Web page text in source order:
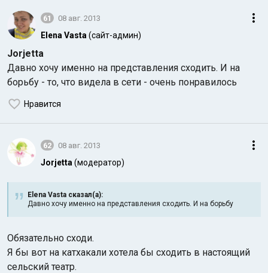
Аравийское море
61 08 авг. 2013
Elena Vasta (сайт-админ)
Jorjetta
Давно хочу именно на представления сходить. И на
борьбу - то, что видела в сети - очень понравилось
Нравится
62 08 авг. 2013
Jorjetta (модератор)
Elena Vasta сказал(а):
Давно хочу именно на представления сходить. И на борьбу
Обязательно сходи.
Я бы вот на катхакали хотела бы сходить в настоящий
сельский театр.